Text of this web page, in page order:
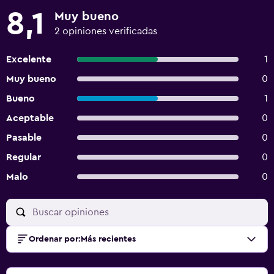
8,1 Muy bueno
2 opiniones verificadas
Excelente
1
Muy bueno
0
Bueno
1
Aceptable
0
Pasable
0
Regular
0
Malo
0
Ordenar por: Más recientes